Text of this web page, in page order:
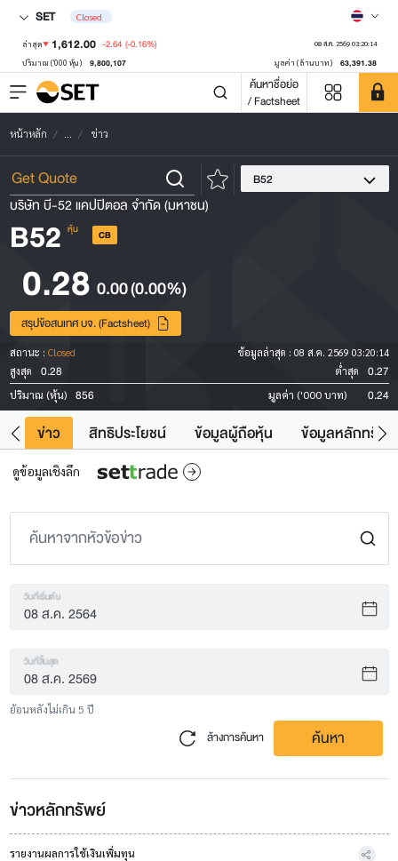
SET Closed
ล่าสุด 1,612.00 -2.64 (-0.16%) 08 ส.ค. 2569 03:20:14
ปริมาณ ('000 หุ้น) 9,800,107 มูลค่า (ล้านบาท) 63,391.38
ค้นหาชื่อย่อ
/ Factsheet
หน้าหลัก ... ข่าว
B52
บริษัท บี-52 แคปปิตอล จำกัด (มหาชน)
B52 หุ้น CB
0.28 0.00(0.00%)
สรุปข้อสนเทศ บจ. (Factsheet)
สถานะ : Closed ข้อมูลล่าสุด : 08 ส.ค. 2569 03:20:14
สูงสุด
0.28 ต่ำสุด 0.27
ปริมาณ (หุ้น) 856 มูลค่า ('000 บาท) 0.24
ข่าว สิทธิประโยชน์ ข้อมูลผู้ถือหุ้น ข้อมูลหลักทรัพย์
ดูข้อมูลเชิงลึก
วันที่เริ่มต้น
วันที่สิ้นสุด
ย้อนหลังไม่เกิน 5 ปี
ล้างการค้นหา ค้นหา
ข่าวหลักทรัพย์
รายงานผลการใช้เงินเพิ่มทุน